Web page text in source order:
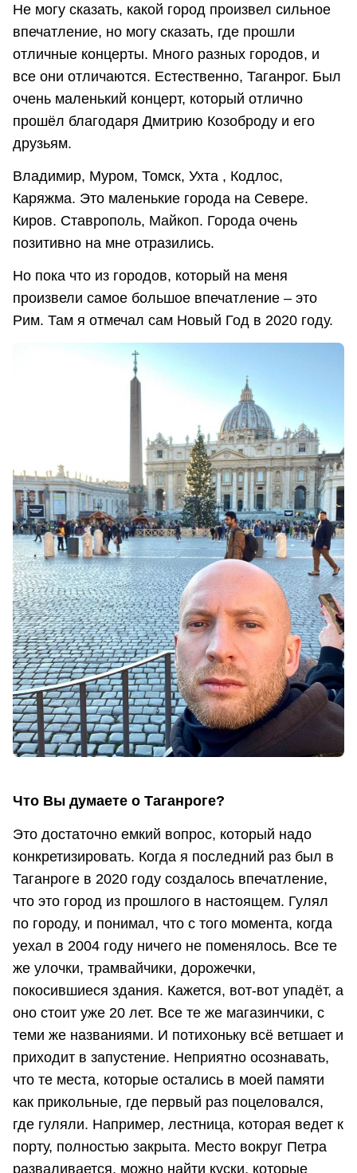
Не могу сказать, какой город произвел сильное
впечатление, но могу сказать, где прошли
отличные концерты. Много разных городов, и
все они отличаются. Естественно, Таганрог. Был
очень маленький концерт, который отлично
прошёл благодаря Дмитрию Козоброду и его
друзьям.
Владимир, Муром, Томск, Ухта , Кодлос,
Каряжма. Это маленькие города на Севере.
Киров. Ставрополь, Майкоп. Города очень
позитивно на мне отразились.
Но пока что из городов, который на меня
произвели самое большое впечатление – это
Рим. Там я отмечал сам Новый Год в 2020 году.
Что Вы думаете о Таганроге?
Это достаточно емкий вопрос, который надо
конкретизировать. Когда я последний раз был в
Таганроге в 2020 году создалось впечатление,
что это город из прошлого в настоящем. Гулял
по городу, и понимал, что с того момента, когда
уехал в 2004 году ничего не поменялось. Все те
же улочки, трамвайчики, дорожечки,
покосившиеся здания. Кажется, вот-вот упадёт, а
оно стоит уже 20 лет. Все те же магазинчики, с
теми же названиями. И потихоньку всё ветшает и
приходит в запустение. Неприятно осознавать,
что те места, которые остались в моей памяти
как прикольные, где первый раз поцеловался,
где гуляли. Например, лестница, которая ведет к
порту, полностью закрыта. Место вокруг Петра
разваливается, можно найти куски, которые